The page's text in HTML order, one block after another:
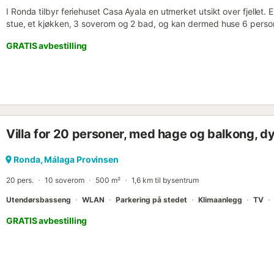
I Ronda tilbyr feriehuset Casa Ayala en utmerket utsikt over fjellet.
stue, et kjøkken, 3 soverom og 2 bad, og kan dermed huse 6
tilgjengelig. Denne overnattingsstedet tilbyr ikke: klimaanlegg.
GRATIS avbestilling
Villa for 20 personer, med hage og balkong,
Ronda, Málaga Provinsen
20 pers. 10 soverom 500 m² 1,6 km til bysentrum
Utendørsbasseng WLAN Parkering på stedet Klimaanlegg TV
GRATIS avbestilling